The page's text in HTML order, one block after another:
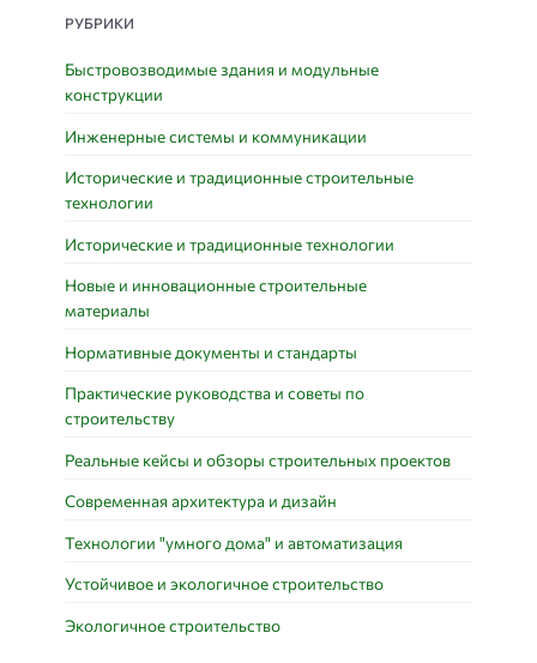
РУБРИКИ
Быстровозводимые здания и модульные
конструкции
Инженерные системы и коммуникации
Исторические и традиционные строительные
технологии
Исторические и традиционные технологии
Новые и инновационные строительные
материалы
Нормативные документы и стандарты
Практические руководства и советы по
строительству
Реальные кейсы и обзоры строительных проектов
Современная архитектура и дизайн
Технологии "умного дома" и автоматизация
Устойчивое и экологичное строительство
Экологичное строительство